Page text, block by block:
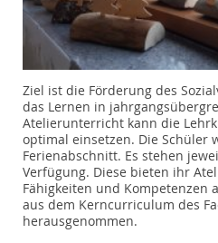
Ziel ist die Förderung des
das Lernen in
Atelierunterricht kann die
optimal einsetzen. Die Schüler
Ferienabschnitt. Es stehen
Verfügung. Diese bieten ihr
Fähigkeiten und Kompetenzen
aus dem Kerncurriculum des
herausgenommen.